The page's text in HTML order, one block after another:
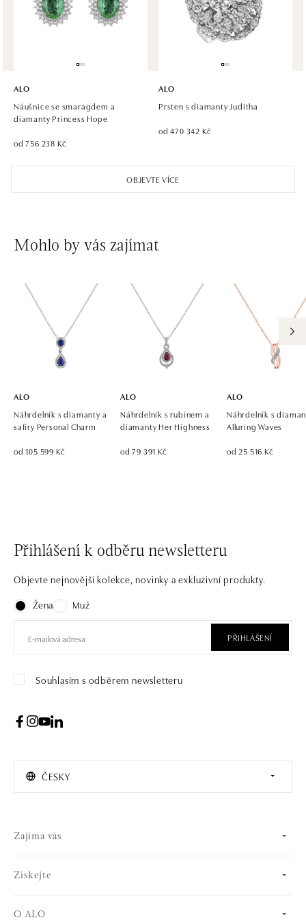
Roztylská 2321/19, 148 00 Praha 4 - Chodov
tel.: +420 773 585 559, +420 730 802 800
dnes otevřeno od 09:00
ALO diamonds Hilton, Košice
dnes otevřeno od 09:00
Einsteinova 18, 851 01 Bratislava
ALO diamonds OC Avion, Bratislava
Ivanská cesta 16, 821 04 Bratislava
dnes otevřeno od 10:00
ALO diamonds OC Eurovea, Bratislava
Pribinova 8, 811 09 Bratislava
tel.: +421 917 090 700, +421 918 777 670
dnes otevřeno od 10:00
OBJEVTE VÍCE
ALO
Náušnice se smaragdem a
diamanty Princess Hope
od 756 238 Kč
ALO
Prsten s diamanty Juditha
od 470 342 Kč
Mohlo by vás zajímat
ALO
Náhrdelník s diamanty a
safíry Personal Charm
od 105 599 Kč
ALO
Náhrdelník s rubínem a
diamanty Her Highness
od 79 391 Kč
ALO
Náhrdelník s
Alluring Waves
od 25 516 Kč
Přihlášení k odběru newsletteru
Objevte nejnovější kolekce, novinky a exkluzivní produkty.
Žena
Muž
PŘIHLÁŠENÍ
Souhlasím s odběrem newsletteru
ČESKY
Zajíma vás
Získejte
O ALO